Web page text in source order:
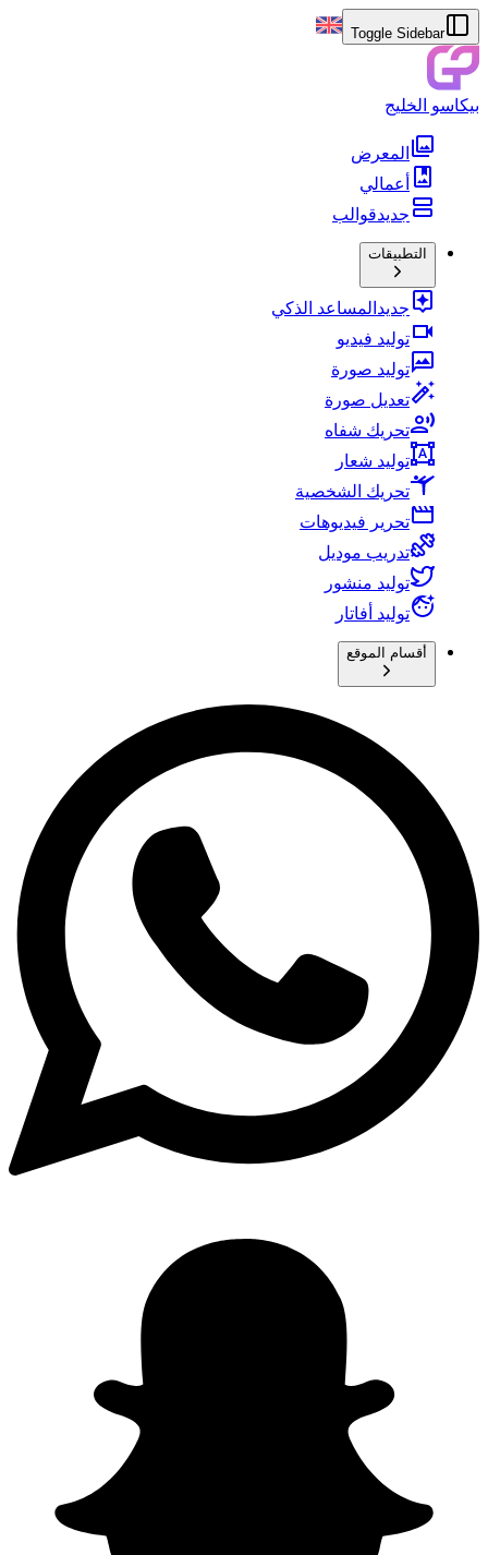
Toggle Sidebar
بيكاسو الخليج
المعرض
أعمالي
جديدقوالب
التطبيقات
جديد المساعد الذكي
توليد فيديو
توليد صورة
تعديل صورة
تحريك شفاه
توليد شعار
تحريك الشخصية
تحرير فيديوهات
تدريب موديل
توليد منشور
توليد أفاتار
أقسام الموقع